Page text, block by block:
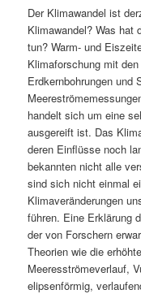
Der Klimawandel ist
Klimawandel? Was hat
tun? Warm- und
Klimaforschung mit
Erdkernbohrungen und
handelt sich um eine
ausgereift ist. Das
deren Einflüsse noch
bekannten nicht alle
sind sich nicht einmal
Klimaveränderungen
führen. Eine Erklärung
der von Forschern
Theorien wie die
Meeresströmeverlauf,
elipsenförmig,